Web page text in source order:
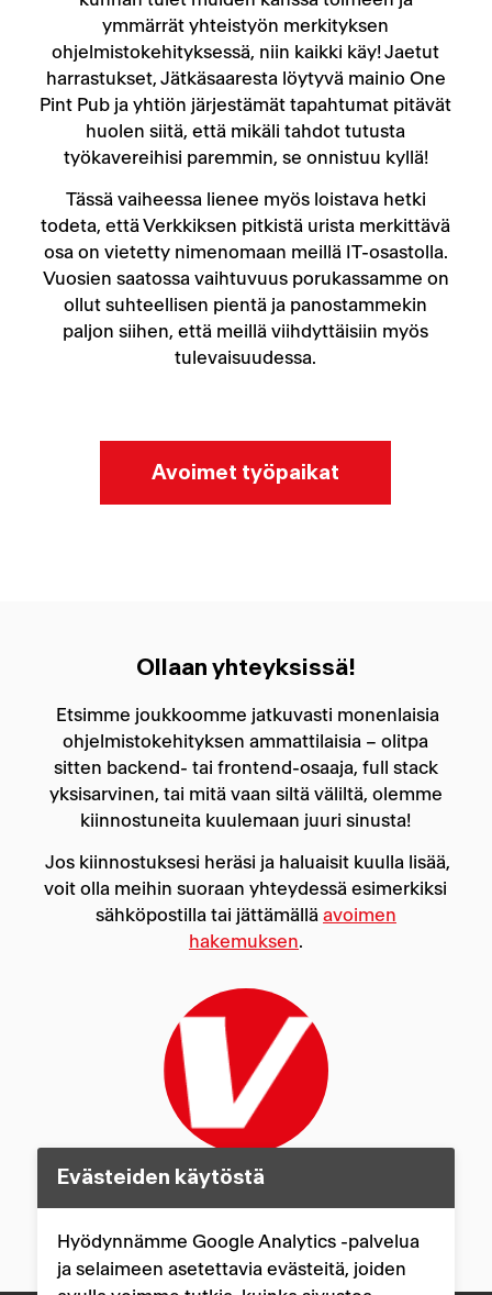
ymmärrät yhteistyön merkityksen
ohjelmistokehityksessä, niin kaikki käy! Jaetut
harrastukset, Jätkäsaaresta löytyvä mainio One
Pint Pub ja yhtiön järjestämät tapahtumat pitävät
huolen siitä, että mikäli tahdot tutusta
työkavereihisi paremmin, se onnistuu kyllä!
Tässä vaiheessa lienee myös loistava hetki
todeta, että Verkkiksen pitkistä urista merkittävä
osa on vietetty nimenomaan meillä IT-osastolla.
Vuosien saatossa vaihtuvuus porukassamme on
ollut suhteellisen pientä ja panostammekin
paljon siihen, että meillä viihdyttäisiin myös
tulevaisuudessa.
Avoimet työpaikat
Ollaan yhteyksissä!
Etsimme joukkoomme jatkuvasti monenlaisia
ohjelmistokehityksen ammattilaisia – olitpa
sitten backend- tai frontend-osaaja, full stack
yksisarvinen, tai mitä vaan siltä väliltä, olemme
kiinnostuneita kuulemaan juuri sinusta!
Jos kiinnostuksesi heräsi ja haluaisit kuulla lisää,
voit olla meihin suoraan yhteydessä esimerkiksi
sähköpostilla tai jättämällä avoimen
hakemuksen.
Rekrytointi
Evästeiden käytöstä
Hyödynnämme Google Analytics -palvelua
ja selaimeen asetettavia evästeitä, joiden